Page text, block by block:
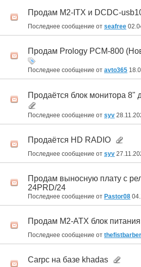
Продам M2-ITX и DCDC-
Последнее сообщение от seafree
Продам Prology PCM-800
Последнее сообщение от avto365
Продаётся блок монитора 8"
Последнее сообщение от syv
Продаётся HD RADIO
Последнее сообщение от syv
Продам выносную плату с
24PRD/24
Последнее сообщение от Pastor08
Продам M2-ATX блок питания
Последнее сообщение от thefistbarber
Carpc на базе khadas